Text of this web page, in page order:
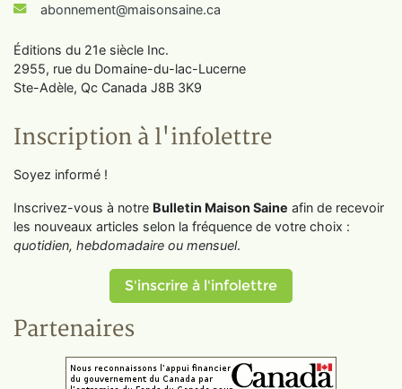
abonnement@maisonsaine.ca
Éditions du 21e siècle Inc.
2955, rue du Domaine-du-lac-Lucerne
Ste-Adèle, Qc Canada J8B 3K9
Inscription à l'infolettre
Soyez informé !
Inscrivez-vous à notre Bulletin Maison Saine afin de recevoir
les nouveaux articles selon la fréquence de votre choix :
quotidien, hebdomadaire ou mensuel.
S'inscrire à l'infolettre
Partenaires